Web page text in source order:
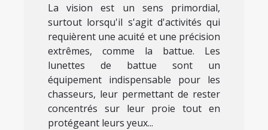
La vision est un sens primordial,
surtout lorsqu'il s'agit d'activités qui
requièrent une acuité et une précision
extrêmes, comme la battue. Les
lunettes de battue sont un
équipement indispensable pour les
chasseurs, leur permettant de rester
concentrés sur leur proie tout en
protégeant leurs yeux...